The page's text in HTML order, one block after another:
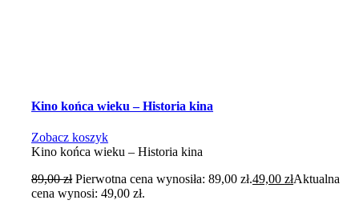
Kino końca wieku – Historia kina
Zobacz koszyk
Kino końca wieku – Historia kina
89,00zł Pierwotna cena wynosiła: 89,00 zł.49,00złAktualna
cena wynosi: 49,00 zł.